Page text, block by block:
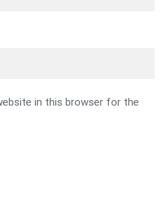
in this browser for the